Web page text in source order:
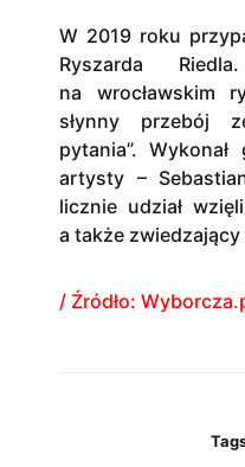
W 2019 roku
Ryszarda
na wrocławskim
słynny przebój
pytania”.
artysty –
licznie udział
a także
/ Źródło: